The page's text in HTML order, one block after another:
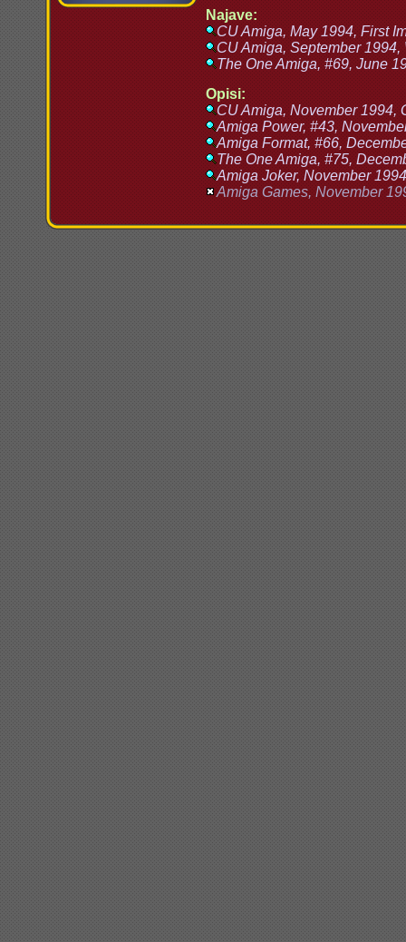
Najave:
CU Amiga, May 1994, First
CU Amiga, September 1994,
The One Amiga, #69, June
Opisi:
CU Amiga, November 1994,
Amiga Power, #43,
Amiga Format, #66,
The One Amiga, #75,
Amiga Joker, November
Amiga Games, November